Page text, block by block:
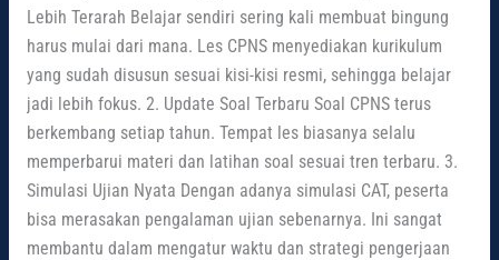
Lebih Terarah Belajar sendiri sering kali membuat bingung
harus mulai dari mana. Les CPNS menyediakan kurikulum
yang sudah disusun sesuai kisi-kisi resmi, sehingga belajar
jadi lebih fokus. 2. Update Soal Terbaru Soal CPNS terus
berkembang setiap tahun. Tempat les biasanya selalu
memperbarui materi dan latihan soal sesuai tren terbaru. 3.
Simulasi Ujian Nyata Dengan adanya simulasi CAT, peserta
bisa merasakan pengalaman ujian sebenarnya. Ini sangat
membantu dalam mengatur waktu dan strategi pengerjaan